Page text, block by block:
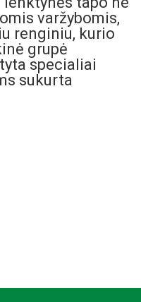
varžybomis,
renginiu, kurio
grupė
specialiai
sukurta